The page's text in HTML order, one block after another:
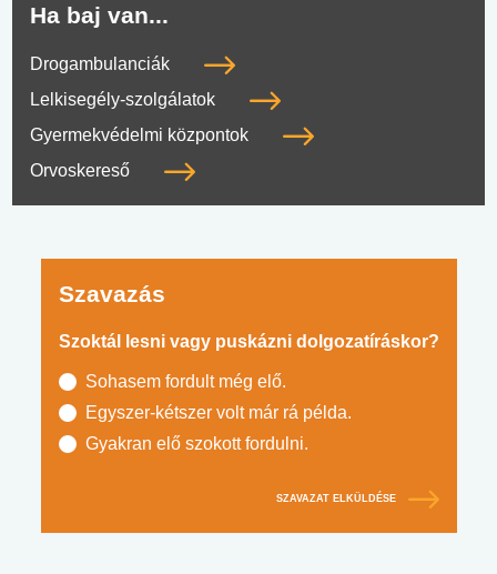
Ha baj van...
Drogambulanciák
Lelkisegély-szolgálatok
Gyermekvédelmi központok
Orvoskereső
Szavazás
Szoktál lesni vagy puskázni dolgozatíráskor?
Sohasem fordult még elő.
Egyszer-kétszer volt már rá példa.
Gyakran elő szokott fordulni.
SZAVAZAT ELKÜLDÉSE